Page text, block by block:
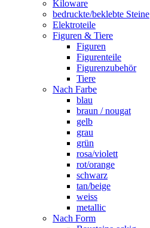
Kiloware
bedruckte/beklebte Steine
Elektroteile
Figuren & Tiere
Figuren
Figurenteile
Figurenzubehör
Tiere
Nach Farbe
blau
braun / nougat
gelb
grau
grün
rosa/violett
rot/orange
schwarz
tan/beige
weiss
metallic
Nach Form